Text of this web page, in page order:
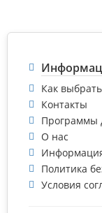
Как
Контакты
Программы
О нас
Политика
Условия